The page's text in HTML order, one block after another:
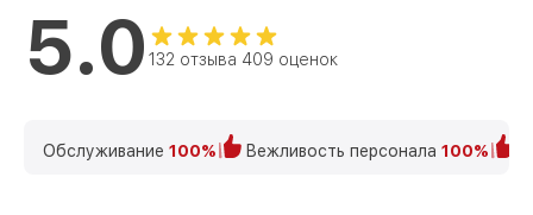
5.0 132 отзыва 409 оценок
Обслуживание 100% Вежливость персонала 100%